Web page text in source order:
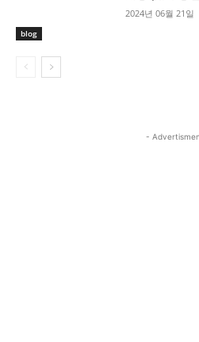
blog
2024년 06월 21일
-